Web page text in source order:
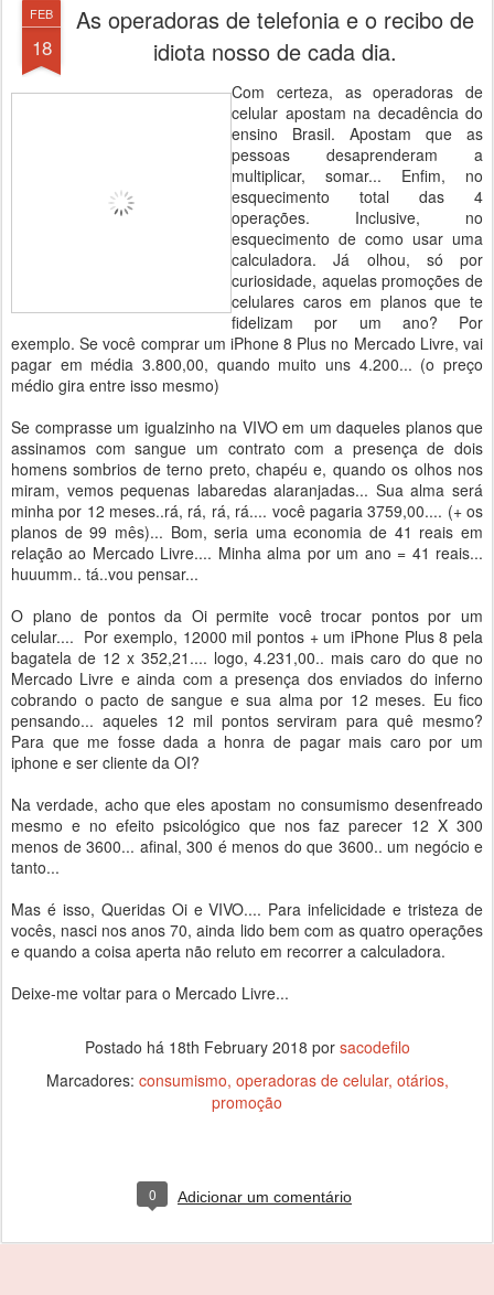
FEB
18
As operadoras de telefonia e o recibo de
idiota nosso de cada dia.
Com certeza, as operadoras de
celular apostam na decadência do
ensino Brasil. Apostam que as
pessoas desaprenderam a
multiplicar, somar... Enfim, no
esquecimento total das 4
operações. Inclusive, no
esquecimento de como usar uma
calculadora. Já olhou, só por
curiosidade, aquelas promoções de
celulares caros em planos que te
fidelizam por um ano? Por
exemplo. Se você comprar um iPhone 8 Plus no Mercado Livre, vai
pagar em média 3.800,00, quando muito uns 4.200... (o preço
médio gira entre isso mesmo)
Se comprasse um igualzinho na VIVO em um daqueles planos que
assinamos com sangue um contrato com a presença de dois
homens sombrios de terno preto, chapéu e, quando os olhos nos
miram, vemos pequenas labaredas alaranjadas... Sua alma será
minha por 12 meses..rá, rá, rá, rá.... você pagaria 3759,00.... (+ os
planos de 99 mês)... Bom, seria uma economia de 41 reais em
relação ao Mercado Livre.... Minha alma por um ano = 41 reais...
huuumm.. tá..vou pensar...
O plano de pontos da Oi permite você trocar pontos por um
celular.... Por exemplo, 12000 mil pontos + um iPhone Plus 8 pela
bagatela de 12 x 352,21.... logo, 4.231,00.. mais caro do que no
Mercado Livre e ainda com a presença dos enviados do inferno
cobrando o pacto de sangue e sua alma por 12 meses. Eu fico
pensando... aqueles 12 mil pontos serviram para quê mesmo?
Para que me fosse dada a honra de pagar mais caro por um
iphone e ser cliente da OI?
Na verdade, acho que eles apostam no consumismo desenfreado
mesmo e no efeito psicológico que nos faz parecer 12 X 300
menos de 3600... afinal, 300 é menos do que 3600.. um negócio e
tanto...
Mas é isso, Queridas Oi e VIVO.... Para infelicidade e tristeza de
vocês, nasci nos anos 70, ainda lido bem com as quatro operações
e quando a coisa aperta não reluto em recorrer a calculadora.
Deixe-me voltar para o Mercado Livre...
Postado há 18th February 2018 por sacodefilo
Marcadores: consumismo operadoras de celular otários
promoção
0 Adicionar um comentário